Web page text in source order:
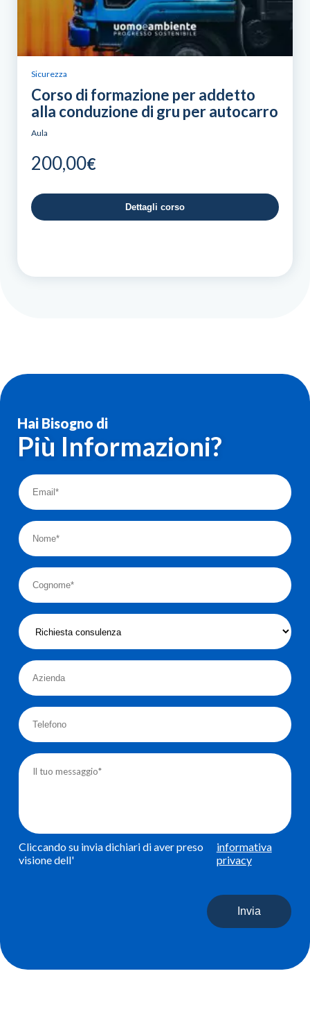
Sicurezza
Corso di formazione per addetto
alla conduzione di gru per autocarro
Aula
200,00€
Dettagli corso
Hai Bisogno di
Più Informazioni?
Cliccando su invia dichiari di aver preso
visione dell'
informativa
privacy
Invia